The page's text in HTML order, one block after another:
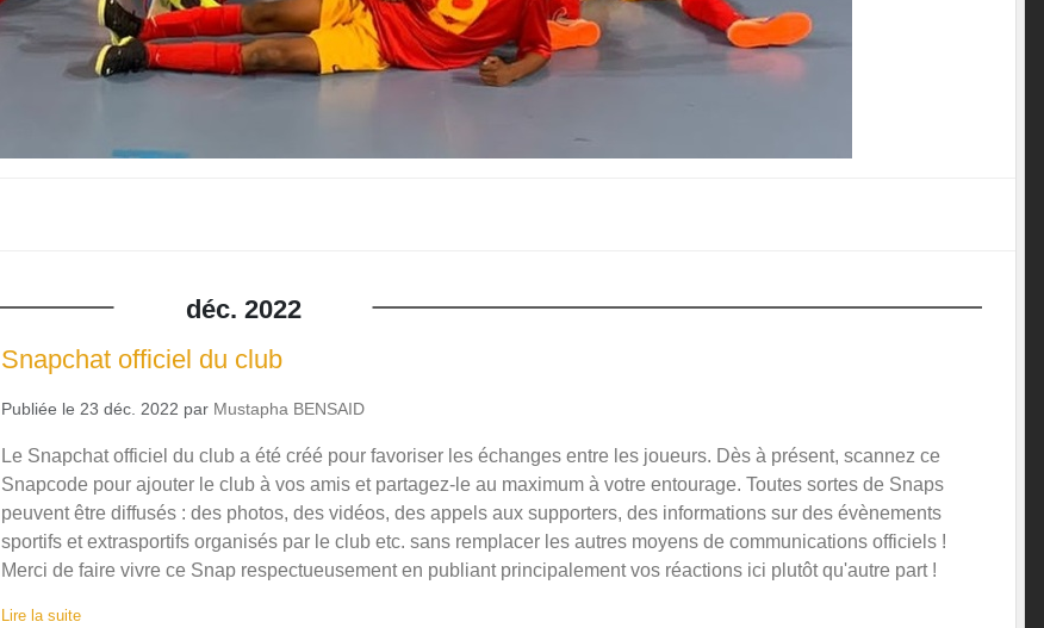
déc. 2022
Snapchat officiel du club
Publiée le 23 déc. 2022 par Mustapha BENSAID
Le Snapchat officiel du club a été créé pour favoriser les échanges entre les joueurs. Dès à présent, scannez ce
Snapcode pour ajouter le club à vos amis et partagez-le au maximum à votre entourage. Toutes sortes de Snaps
peuvent être diffusés : des photos, des vidéos, des appels aux supporters, des informations sur des évènements
sportifs et extrasportifs organisés par le club etc. sans remplacer les autres moyens de communications officiels !
Merci de faire vivre ce Snap respectueusement en publiant principalement vos réactions ici plutôt qu'autre part !
Lire la suite